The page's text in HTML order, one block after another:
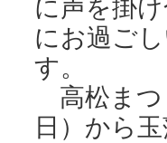
に声を掛
にお過ご
す。
高松まつ
日）から